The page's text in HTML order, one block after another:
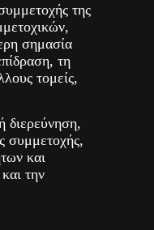
της
σημασία
τη
τομείς,
διερεύνηση,
συμμετοχής,
και
την